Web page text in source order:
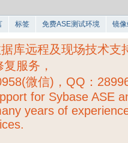
标签 免费ASE测试环境 镜
库远程及现场技术支
服务，
微信)，QQ：
for Sybase ASE
years of